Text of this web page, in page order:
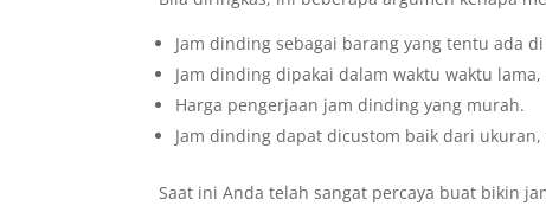
Jam dinding sebagai barang yang tentu ada
Jam dinding dipakai dalam waktu waktu
Harga pengerjaan jam dinding yang murah.
Jam dinding dapat dicustom baik dari
Saat ini Anda telah sangat percaya buat bikin